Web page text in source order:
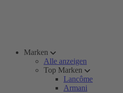
Marken
Alle anzeigen
Top Marken
Lancôme
Armani